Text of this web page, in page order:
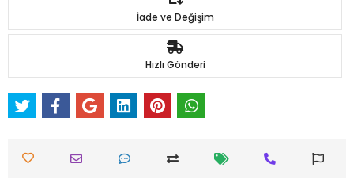
İade ve Değişim
Hızlı Gönderi